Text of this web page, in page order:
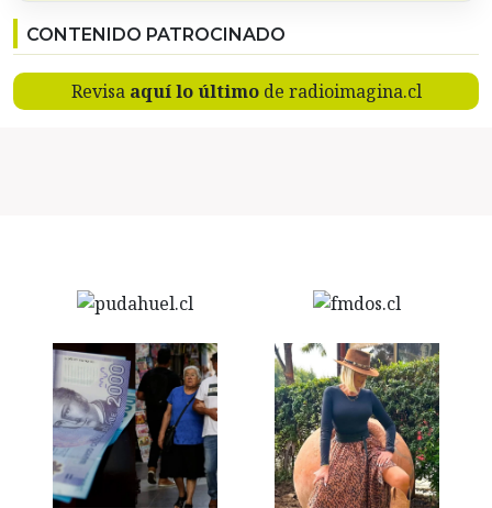
CONTENIDO PATROCINADO
Revisa aquí lo últimode radioimagina.cl